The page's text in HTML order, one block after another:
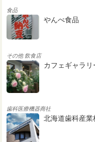
食品
やんべ食品
その他 飲食店
カフェギャラ
歯科医療機器商社
北海道歯科産業